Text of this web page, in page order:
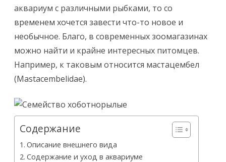
аквариум с различными рыбками, то со
временем хочется завести что-то новое и
необычное. Благо, в современных зоомагазинах
можно найти и крайне интересных питомцев.
Например, к таковым относится мастацембел
(Mastacembelidae).
Содержание
Описание внешнего вида
Содержание и уход в аквариуме